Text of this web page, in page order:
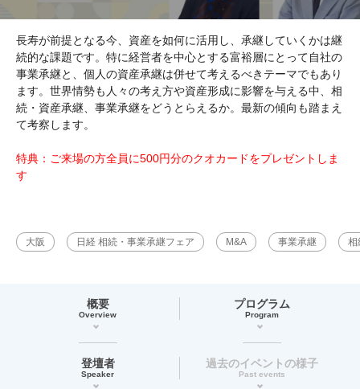
長寿が前提となる今、資産を如何に活用し、承継していくかは継
続的な課題です。特に経営者を中心とする富裕層にとって自社の
事業承継と、個人の資産承継は併せて考えるべきテーマでもあり
ます。世界情勢も人々の考え方や資産形成に影響を与える中、相
続・資産承継、事業承継をどうとらえるか。最新の傾向も踏まえ
て考察します。
特典：ご来場の方全員に500円分のクオカードをプレゼントしま
す
大阪 日経 相続・事業承継フェア M&A 事業承継 相
概要
Overview
プログラム
Program
登壇者
Speaker
過去のイベントの様子
Past events